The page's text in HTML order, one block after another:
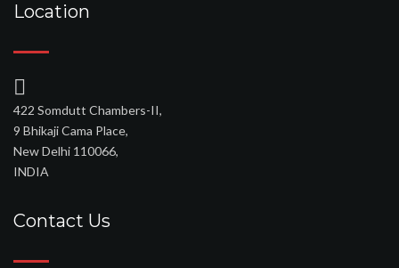
Location
422 Somdutt Chambers-II,
9 Bhikaji Cama Place,
New Delhi 110066,
INDIA
Contact Us